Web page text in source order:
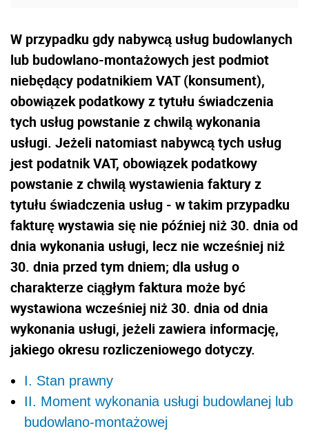
W przypadku gdy nabywcą usług budowlanych
lub budowlano-montażowych jest podmiot
niebędący podatnikiem VAT (konsument),
obowiązek podatkowy z tytułu świadczenia
tych usług powstanie z chwilą wykonania
usługi. Jeżeli natomiast nabywcą tych usług
jest podatnik VAT, obowiązek podatkowy
powstanie z chwilą wystawienia faktury z
tytułu świadczenia usług - w takim przypadku
fakturę wystawia się nie później niż 30. dnia od
dnia wykonania usługi, lecz nie wcześniej niż
30. dnia przed tym dniem; dla usług o
charakterze ciągłym faktura może być
wystawiona wcześniej niż 30. dnia od dnia
wykonania usługi, jeżeli zawiera informację,
jakiego okresu rozliczeniowego dotyczy.
I. Stan prawny
II. Moment wykonania usługi budowlanej lub
budowlano-montażowej